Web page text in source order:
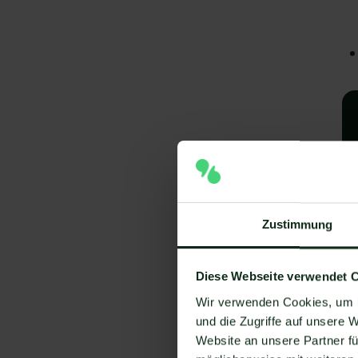
Zustimmung
Diese Webseite verwendet
Wir verwenden Cookies,
und die Zugriffe auf unsere
Website an unsere Partner